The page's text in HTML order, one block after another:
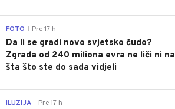
FOTO Pre 17 h
Da li se gradi novo svjetsko čudo?
Zgrada od 240 miliona evra ne liči ni na
šta što ste do sada vidjeli
ILUZIJA Pre 17 h